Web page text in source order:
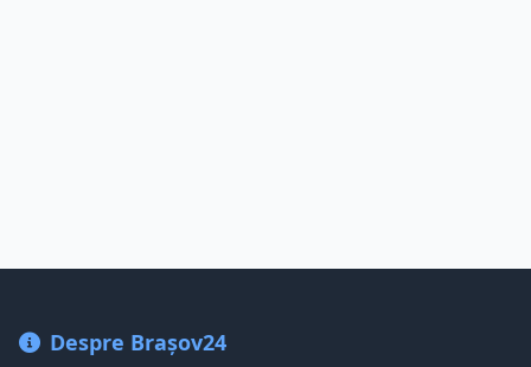
Despre Brașov24